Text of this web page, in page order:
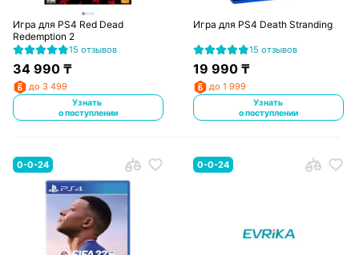
Игра для PS4 Red Dead
Redemption 2
15 отзывов
34 990₸
до 3 499
Узнать
о поступлении
Игра для PS4 Death Stranding
15 отзывов
19 990 ₸
до 1 999
Узнать
о поступлении
0-0-24 0-0-24